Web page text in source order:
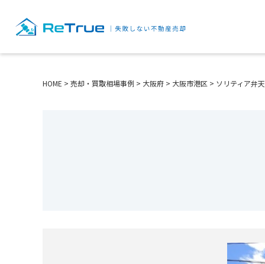
HOME > 売却・買取相場事例 > 大阪府 > 大阪市港区 > ソリティア弁